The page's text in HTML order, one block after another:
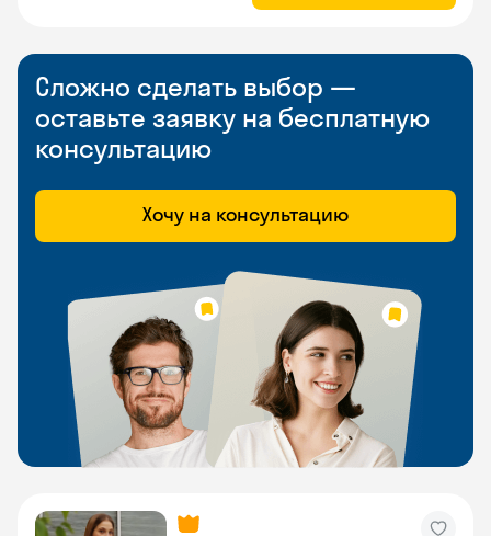
Сложно сделать выбор —
оставьте заявку на бесплатную
консультацию
Хочу на консультацию